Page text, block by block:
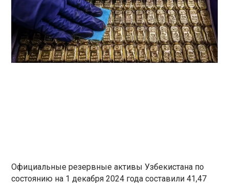
Официальные резервные активы Узбекистана по
состоянию на 1 декабря 2024 года составили 41,47